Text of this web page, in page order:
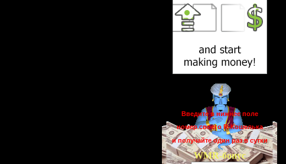
Введите в нижнее поле
номер своего R-Кошелька
и получайте один раз в сутки
WMR-бонус